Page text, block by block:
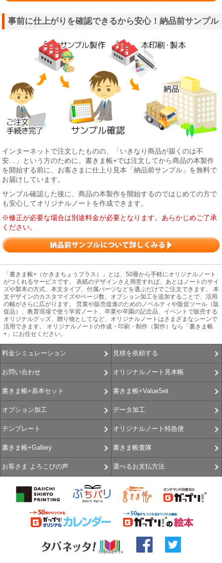
事前に仕上がりを確認できるから安心！納品前サンプル
インターネットで注文したものの、「いきなり商品が届くのは不
安…」という方のために、書きま帳+では注文してから商品の本製作
を開始する前に、お客さまに仕上り見本「納品前サンプル」を無料で
お届けしています。
サンプル確認した後に、商品の本製作を開始するのではじめての方で
も安心してオリジナルノートを作成できます。
※修正が必要な場合は別途料金が必要となります。あらかじめご了承
ください。
「書きま帳+（かきまちょうプラス）」とは、50冊から手軽にオリジナルノート
がつくれるサービスです。 表紙のデザインさえ用意すれば、あとはノートのサイ
ズや製本の方式、本文タイプ、付属パーツなどを選ぶだけでご注文できます。 本
文デザインのカスタマイズやページ数、オプション加工を追加することで、活用
の幅がさらに広がります。 営業や販売促進のためのノベルティや販促ツール（販
促品）、教育現場で使う学習ノート、卒業や卒園の記念品、イベントで販売する
オリジナルグッズ、贈り物としてなど、オリジナルノートはさまざまなシーンで
活用できます。 オリジナルノートの作成・印刷・制作（製作）なら「書きま帳
+」にお任せください。
料金シミュレーション 見積を依頼する
お問い合わせ オリジナルノート見本帳
書きま帳+基本セット 書きま帳+ValueSet
オプション加工 データ加工
テンプレート オリジナルノート特急便
書きま帳+Gallery 書きま帳査隊
お客さま よろこびの声 選べるお支払方法